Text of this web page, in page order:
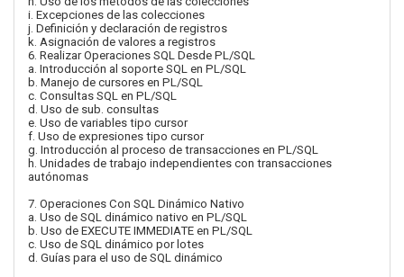
i. Excepciones de las colecciones
j. Definición y declaración de registros
k. Asignación de valores a registros
6. Realizar Operaciones SQL Desde PL/SQL
a. Introducción al soporte SQL en PL/SQL
b. Manejo de cursores en PL/SQL
c. Consultas SQL en PL/SQL
d. Uso de sub. consultas
e. Uso de variables tipo cursor
f. Uso de expresiones tipo cursor
g. Introducción al proceso de transacciones en PL/SQL
h. Unidades de trabajo independientes con transacciones
autónomas
7. Operaciones Con SQL Dinámico Nativo
a. Uso de SQL dinámico nativo en PL/SQL
b. Uso de EXECUTE IMMEDIATE en PL/SQL
c. Uso de SQL dinámico por lotes
d. Guías para el uso de SQL dinámico